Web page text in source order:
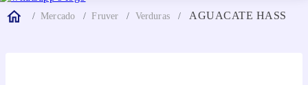
Mercado Fruver Verduras AGUACATE HASS